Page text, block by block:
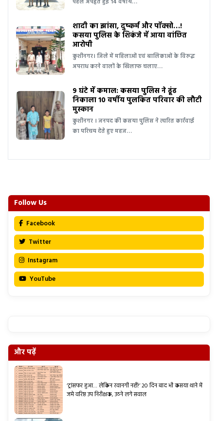
पहले अपहृत हुई 14 वर्षीय…
शादी का झांसा, दुष्कर्म और पॉक्सो…!
कसया पुलिस के शिकंजे में आया वांछित
आरोपी
कुशीनगर। जिले में महिलाओं एवं बालिकाओं के विरुद्ध
अपराध करने वालों के खिलाफ चलाए…
9 घंटे में कमाल: कसया पुलिस ने ढूंढ
निकाला 10 वर्षीय पुलकित परिवार की लौटी
मुस्कान
कुशीनगर । जनपद की कसया पुलिस ने त्वरित कार्रवाई
का परिचय देते हुए महज…
Follow Us
Facebook
Twitter
Instagram
YouTube
और पढ़ें
‘ट्रांसफर हुआ… लेकिन रवानगी नहीं!’ 20 दिन बाद भी कसया थाने में
जमे वरिष्ठ उप निरीक्षक, उठने लगे सवाल